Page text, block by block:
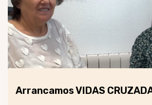
Arrancamos VIDAS